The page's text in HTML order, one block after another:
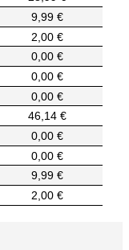
9,99 €
2,00 €
0,00 €
0,00 €
0,00 €
46,14 €
0,00 €
0,00 €
9,99 €
2,00 €